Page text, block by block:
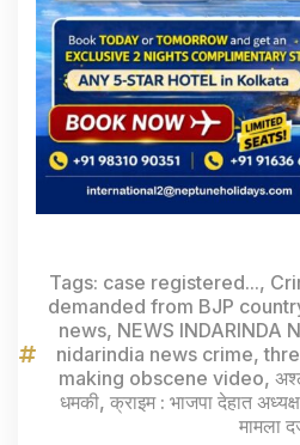
Tags: case registered...,
demanded from BJP
news, NEWS INDARINDA
nidarindia news crime,
making obscene video,
धमकी, क्राइम : भाजपा देहात
मामला